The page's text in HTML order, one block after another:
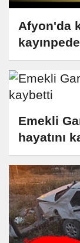
Afyon'da
intihar
Emekli
hayatını